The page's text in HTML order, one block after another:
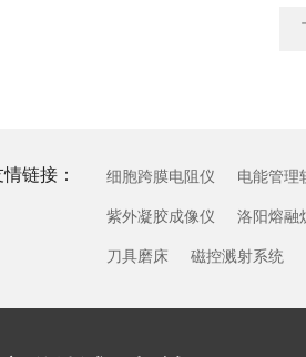
链接： 细胞跨膜电阻仪 电能管理
紫外凝胶成像仪 洛阳熔融
刀具磨床 磁控溅射系统